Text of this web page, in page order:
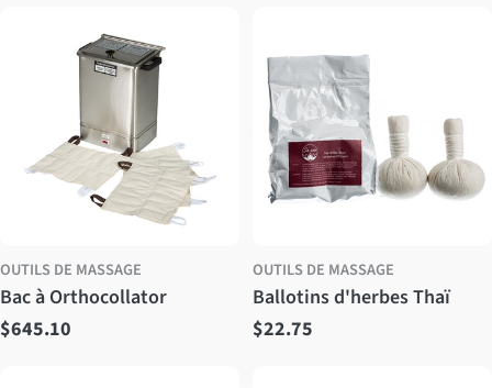
OUTILS DE MASSAGE
Bac à Orthocollator
Prix
$645.10
OUTILS DE MASSAGE
Ballotins d'herbes Thaï
Prix
$22.75